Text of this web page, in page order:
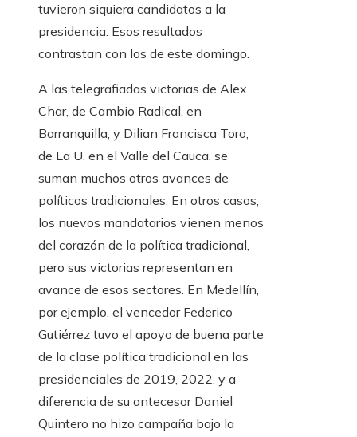
tuvieron siquiera candidatos a la
presidencia. Esos resultados
contrastan con los de este domingo.
A las telegrafiadas victorias de Alex
Char, de Cambio Radical, en
Barranquilla; y Dilian Francisca Toro,
de La U, en el Valle del Cauca, se
suman muchos otros avances de
políticos tradicionales. En otros casos,
los nuevos mandatarios vienen menos
del corazón de la política tradicional,
pero sus victorias representan en
avance de esos sectores. En Medellín,
por ejemplo, el vencedor Federico
Gutiérrez tuvo el apoyo de buena parte
de la clase política tradicional en las
presidenciales de 2019, 2022, y a
diferencia de su antecesor Daniel
Quintero no hizo campaña bajo la